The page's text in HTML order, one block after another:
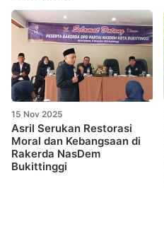
15 Nov 2025
Asril Serukan Restorasi
Moral dan Kebangsaan di
Rakerda NasDem
Bukittinggi